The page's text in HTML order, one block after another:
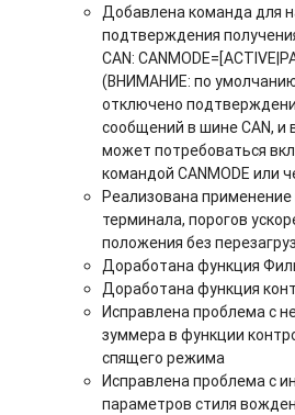
Добавлена команда для
подтверждения
CAN:
(ВНИМАНИЕ: по
отключено
сообщений в шине CAN, и
может потребоваться
командой CANMODE или
Реализована
терминала, порогов
положения без
Доработана функция
Доработана функция
Исправлена проблема с
зуммера в функции
спящего режима
Исправлена проблема с
параметров стиля